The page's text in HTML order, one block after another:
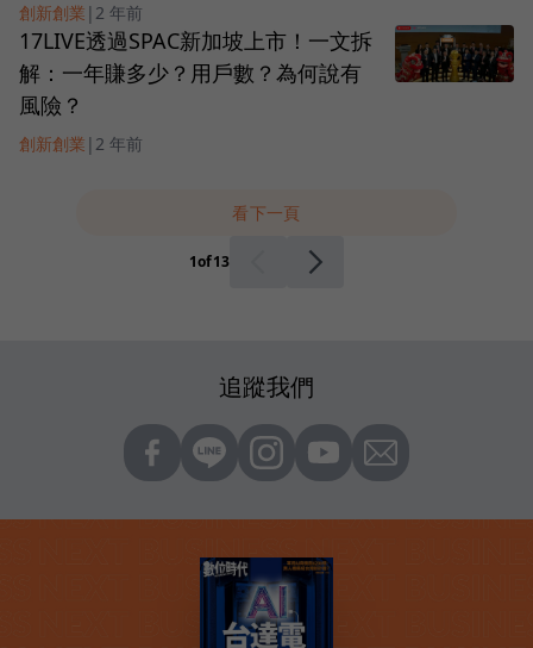
創新創業 | 2 年前
17LIVE透過SPAC新加坡上市！一文拆
解：一年賺多少？用戶數？為何說有
風險？
創新創業 | 2 年前
看下一頁
1of13
追蹤我們